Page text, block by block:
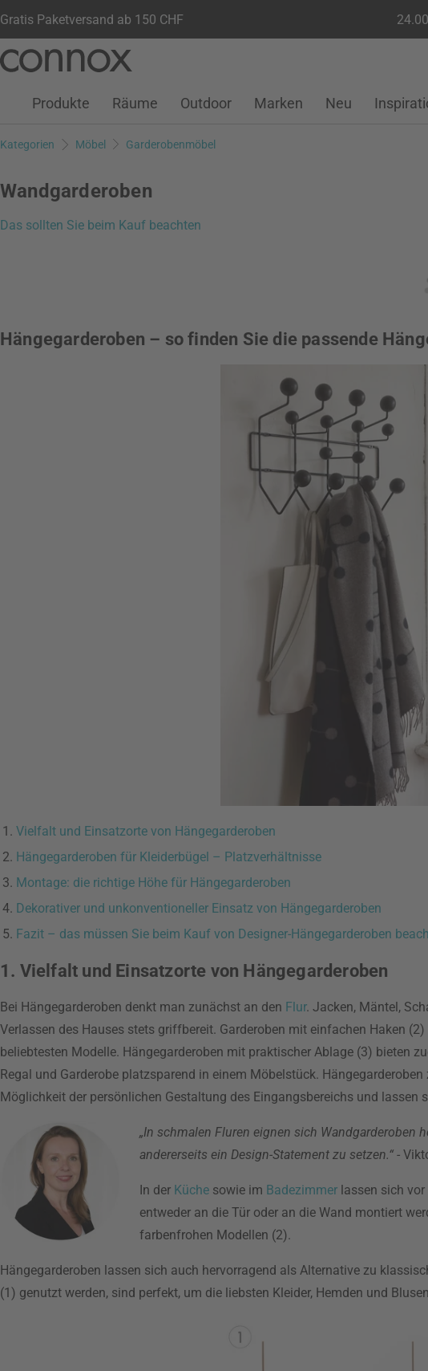
Gratis Paketversand ab 150 CHF
Seiteninhalt
Suchfeld
Kundenkonto
Wunschliste
Warenkorb
Produkte Räume Outdoor Marken Neu
Kategorien Möbel Garderobenmöbel
Wandgarderoben
Das sollten Sie beim Kauf beachten
Hängegarderoben – so finden Sie die passende
Vielfalt und Einsatzorte von Hängegarderoben
Hängegarderoben für Kleiderbügel – Platzverhältnisse
Montage: die richtige Höhe für Hängegarderoben
Dekorativer und unkonventioneller Einsatz von Hängegarderoben
Fazit – das müssen Sie beim Kauf von Designer-Hängegarderoben
1. Vielfalt und Einsatzorte von Hängegarderoben
Bei Hängegarderoben denkt man zunächst an den Flur. Jacken, Mäntel,
Verlassen des Hauses stets griffbereit. Garderoben mit einfachen Haken
beliebtesten Modelle. Hängegarderoben mit praktischer Ablage (3) bieten
Regal und Garderobe platzsparend in einem Möbelstück.
Möglichkeit der persönlichen Gestaltung des Eingangsbereichs und lassen
„In schmalen Fluren eignen sich Wandgarderoben
andererseits ein Design-Statement zu setzen.“ -
In der Küche sowie im Badezimmer lassen sich
entweder an die Tür oder an die Wand montiert
farbenfrohen Modellen (2).
Hängegarderoben lassen sich auch hervorragend als Alternative zu
(1) genutzt werden, sind perfekt, um die liebsten Kleider, Hemden und